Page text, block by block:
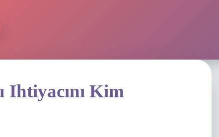
Ihtiyacını Kim